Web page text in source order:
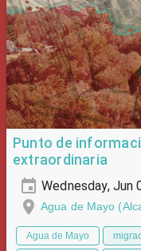
Punto de
extraordinaria
Wednesday, Jun
Agua de Mayo
Agua de Mayo